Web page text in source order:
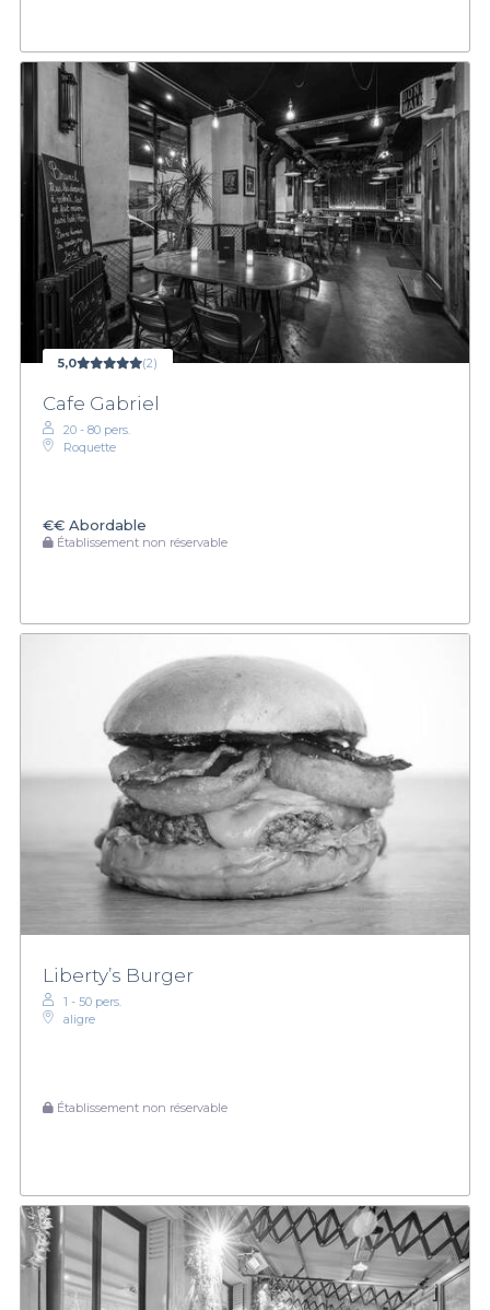
5,0 (2)
Cafe Gabriel
20 - 80 pers.
Roquette
€€ Abordable
Établissement non réservable
Liberty’s Burger
1 - 50 pers.
aligre
Établissement non réservable